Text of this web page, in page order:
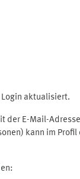
aktualisiert.
der E-Mail-
kann im